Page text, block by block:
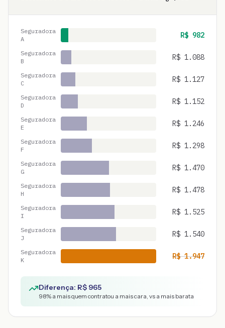
Seguradora
A
R$ 982
Seguradora
B
R$ 1.088
Seguradora
C
R$ 1.127
Seguradora
D
R$ 1.152
Seguradora
E
R$ 1.246
Seguradora
F
R$ 1.298
Seguradora
G
R$ 1.470
Seguradora
H
R$ 1.478
Seguradora
I
R$ 1.525
Seguradora
J
R$ 1.540
Seguradora
K
R$1.947
Diferença: R$ 965
98% a mais quem contratou a mais cara, vs a mais barata